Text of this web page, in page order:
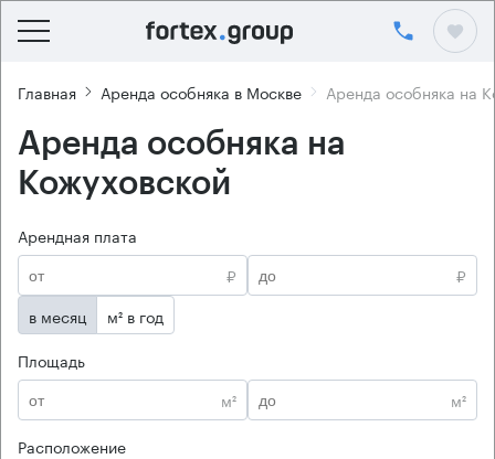
Главная Аренда особняка в Москве Аренда особняка на
Аренда особняка на
Кожуховской
Арендная плата
₽
₽
в месяц
м² в год
Площадь
м²
м²
Расположение